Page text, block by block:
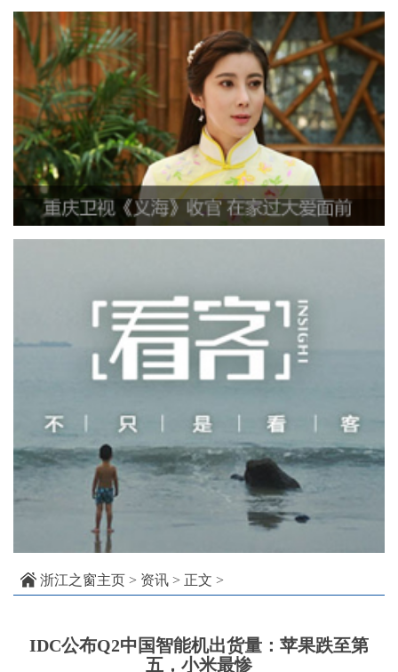
浙江之窗主页 > 资讯 > 正文 >
IDC公布Q2中国智能机出货量：苹果跌至第
五，小米最惨